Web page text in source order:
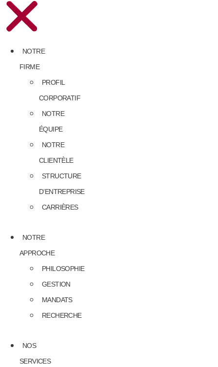
NOTRE
FIRME
PROFIL
CORPORATIF
NOTRE
ÉQUIPE
NOTRE
CLIENTÈLE
STRUCTURE
D’ENTREPRISE
CARRIÈRES
NOTRE
APPROCHE
PHILOSOPHIE
GESTION
MANDATS
RECHERCHE
NOS
SERVICES